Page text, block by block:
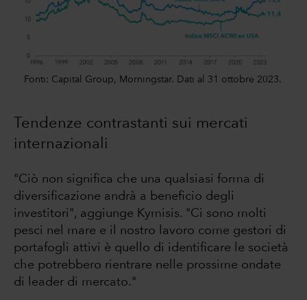
Fonti: Capital Group, Morningstar. Dati al 31 ottobre 2023.
Tendenze contrastanti sui mercati
internazionali
"Ciò non significa che una qualsiasi forma di
diversificazione andrà a beneficio degli
investitori", aggiunge Kymisis. "Ci sono molti
pesci nel mare e il nostro lavoro come gestori di
portafogli attivi è quello di identificare le società
che potrebbero rientrare nelle prossime ondate
di leader di mercato."